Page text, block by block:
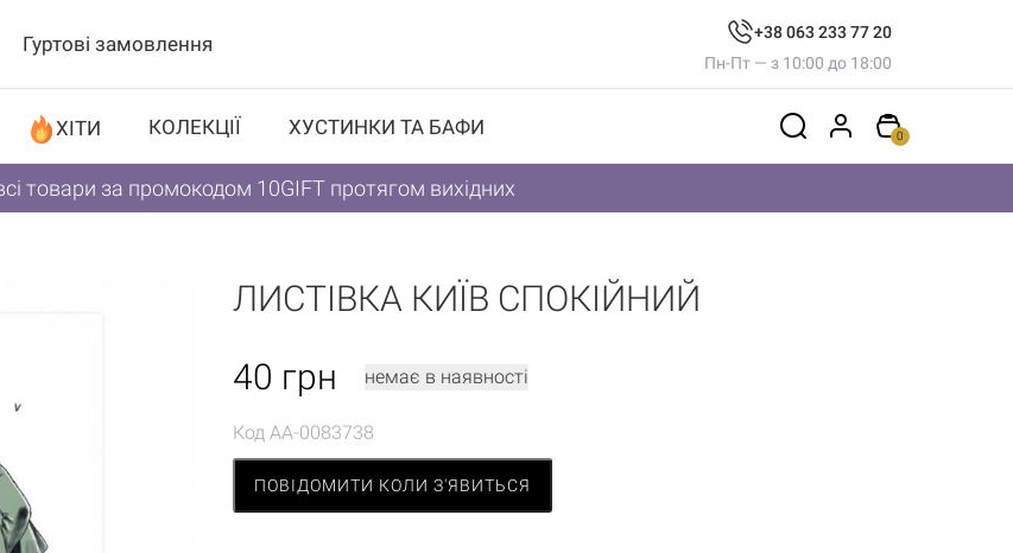
Гуртові замовлення
+38 063 233 77 20
Пн-Пт — з 10:00 до 18:00
ХІТИ КОЛЕКЦІЇ ХУСТИНКИ ТА БАФИ 0
товари за промокодом 10GIFT протягом вихідних
ЛИСТІВКА КИЇВ СПОКІЙНИЙ
40 грн немає в наявності
Код AA-0083738
ПОВІДОМИТИ КОЛИ З'ЯВИТЬСЯ